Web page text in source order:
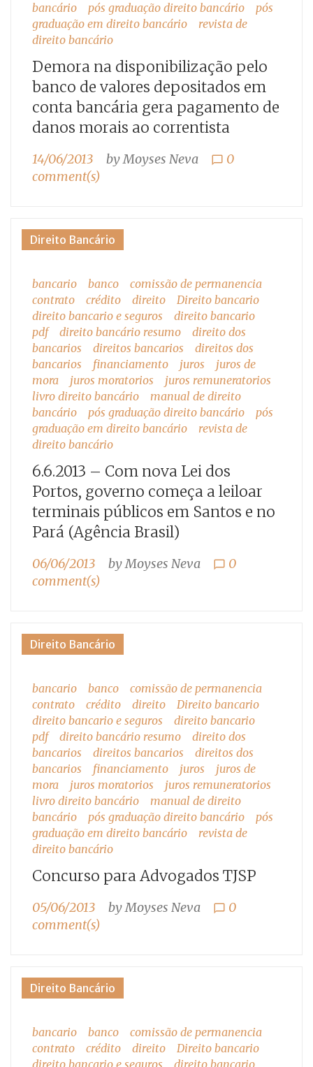
bancário
pós graduação direito bancário
pós
graduação em direito bancário
revista de
direito bancário
Demora na disponibilização pelo
banco de valores depositados em
conta bancária gera pagamento de
danos morais ao correntista
14/06/2013 byMoyses Neva chat_bubble_outline 0
comment(s)
Direito Bancário
bancario banco
comissão de permanencia
contrato
crédito direito
Direito bancario
direito bancario e seguros
direito bancario
pdf
direito bancário resumo
direito dos
bancarios
direitos bancarios
direitos dos
bancarios
financiamento juros
juros de
mora
juros moratorios
juros remuneratorios
livro direito bancário
manual de direito
bancário
pós graduação direito bancário
pós
graduação em direito bancário
revista de
direito bancário
6.6.2013 – Com nova Lei dos
Portos, governo começa a leiloar
terminais públicos em Santos e no
Pará (Agência Brasil)
06/06/2013 byMoyses Neva chat_bubble_outline 0
comment(s)
Direito Bancário
bancario banco
comissão de permanencia
contrato
crédito direito
Direito bancario
direito bancario e seguros
direito bancario
pdf
direito bancário resumo
direito dos
bancarios
direitos bancarios
direitos dos
bancarios
financiamento juros
juros de
mora
juros moratorios
juros remuneratorios
livro direito bancário
manual de direito
bancário
pós graduação direito bancário
pós
graduação em direito bancário
revista de
direito bancário
Concurso para Advogados TJSP
05/06/2013 byMoyses Neva chat_bubble_outline 0
comment(s)
Direito Bancário
bancario banco
comissão de permanencia
contrato
crédito direito
Direito bancario